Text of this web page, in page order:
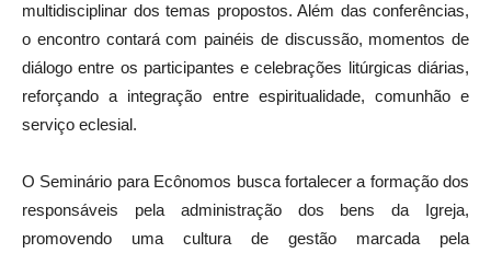
multidisciplinar dos temas propostos. Além das conferências,
o encontro contará com painéis de discussão, momentos de
diálogo entre os participantes e celebrações litúrgicas diárias,
reforçando a integração entre espiritualidade, comunhão e
serviço eclesial.
O Seminário para Ecônomos busca fortalecer a formação dos
responsáveis pela administração dos bens da Igreja,
promovendo uma cultura de gestão marcada pela